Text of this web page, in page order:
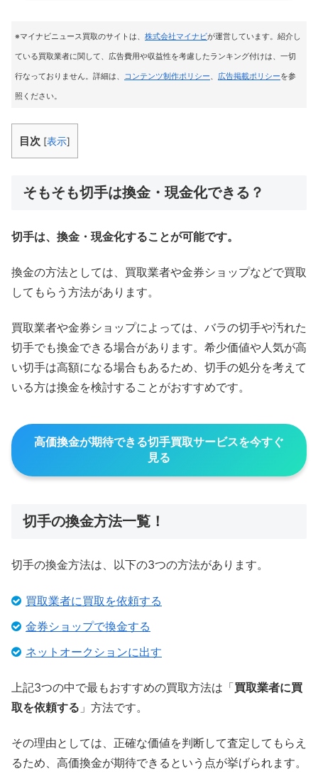
※マイナビニュース買取のサイトは、 株式会社マイナビが運営しています。紹介し
ている買取業者に関して、広告費用や収益性を考慮したランキング付けは、一切
行なっておりません。詳細は、 コンテンツ制作ポリシー、 広告掲載ポリシーを参
照ください。
目次 [表示]
そもそも切手は換金・現金化できる？
切手は、換金・現金化することが可能です。
換金の方法としては、買取業者や金券ショップなどで買取
してもらう方法があります。
買取業者や金券ショップによっては、バラの切手や汚れた
切手でも換金できる場合があります。希少価値や人気が高
い切手は高額になる場合もあるため、切手の処分を考えて
いる方は換金を検討することがおすすめです。
高価換金が期待できる切手買取サービスを今すぐ
見る
切手の換金方法一覧！
切手の換金方法は、以下の3つの方法があります。
買取業者に買取を依頼する
金券ショップで換金する
ネットオークションに出す
上記3つの中で最もおすすめの買取方法は「買取業者に買
取を依頼する 」方法です。
その理由としては、正確な価値を判断して査定してもらえ
るため、高価換金が期待できるという点が挙げられます。